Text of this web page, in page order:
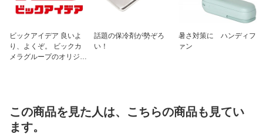
ビックアイデア 良いよ
り、よくぞ。 ビックカ
メラグループのオリジナ
話題の保冷剤が勢ぞろ
い！
暑さ対策に ハンディフ
ァン
この商品を見た人は、こちらの商品も見てい
ます。